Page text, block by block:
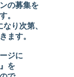
の募集を
。
り次第、
ます。
ジに
を